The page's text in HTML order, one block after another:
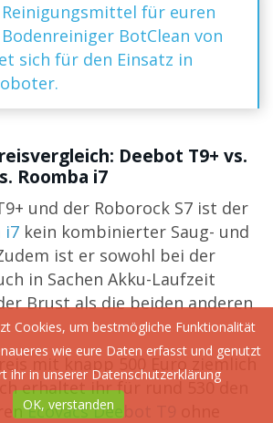
für euren
BotClean von
sich für den Einsatz in
Deebot T9+ vs.
Roomba i7
und der Roborock S7 ist der
i7 kein kombinierter Saug- und
ist er sowohl bei der
in Sachen Akku-Laufzeit
Brust als die beiden anderen
mit knapp 500 Euro ziemlich
erhaltet ihr für rund 530 den
Ecovacs Deebot T9
Cookies, um bestmögliche Funktionalität
wie eure Daten erfasst und genutzt
ihr in unserer Datenschutzerklärung
OK, verstanden